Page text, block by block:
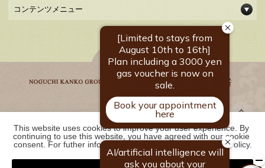
コンテンツメニュー
野口観光グループ一覧
This website uses cookies to improve your user experience. By
continuing to use this website, you have agreed with our cookie
consent. For futher information, please check the
Private Policy.